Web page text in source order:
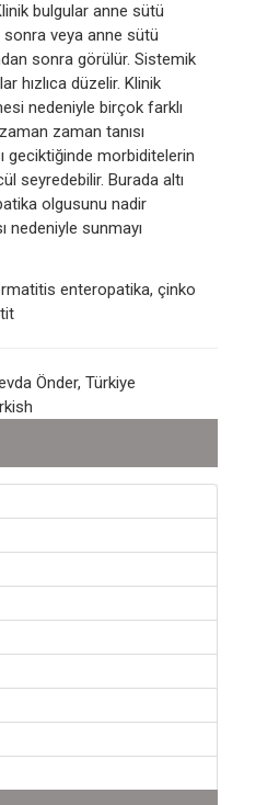
bulgular anne sütü
veya anne sütü
sonra görülür. Sistemik
hızlıca düzelir. Klinik
nedeniyle birçok farklı
zaman tanısı
geciktiğinde morbiditelerin
seyredebilir. Burada altı
olgusunu nadir
nedeniyle sunmayı
enteropatika, çinko
Önder, Türkiye